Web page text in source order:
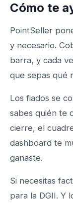
Cómo te
PointSeller
y necesario.
barra, y cada
que sepas qué
Los fiados se
sabes quién te
cierre, el
dashboard te
ganaste.
Si necesitas
para la DGII. Y